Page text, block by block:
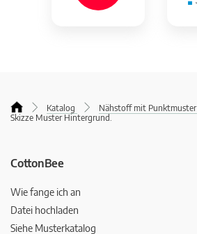
Katalog Nähstoff mit Punktmuster
Skizze Muster Hintergrund.
CottonBee
Wie fange ich an
Datei hochladen
Siehe Musterkatalog